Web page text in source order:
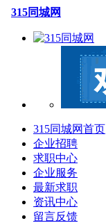
315同城网
315同城网首页
企业招聘
求职中心
企业服务
最新求职
资讯中心
留言反馈